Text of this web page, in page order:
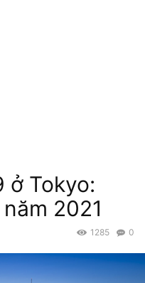
ở Tokyo:
2021
0
1285